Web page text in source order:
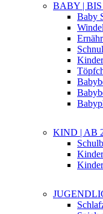
BABY | BIS
Baby
KIND | AB